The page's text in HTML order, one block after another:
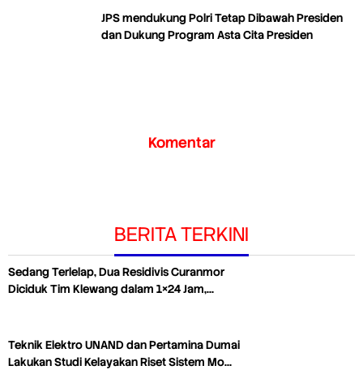
JPS mendukung Polri Tetap Dibawah Presiden
dan Dukung Program Asta Cita Presiden
Komentar
BERITA TERKINI
Sedang Terlelap, Dua Residivis Curanmor
Diciduk Tim Klewang dalam 1×24 Jam,…
Teknik Elektro UNAND dan Pertamina Dumai
Lakukan Studi Kelayakan Riset Sistem Mo…